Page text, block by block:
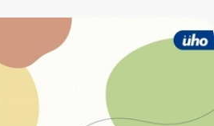
球C型肝炎盛行率約為0.6%。雖然經由
成功之病患整體的健康預後有顯著改
臟疾病，仍可能使肝臟疾病惡化而導
接影響醣類代謝導致胰島素阻抗或是肥
過評估個案的腫瘤大小、位置、嚴重度
師表示，當面對較為棘手且無法直接手
勢是透過縮小腫瘤的方式達到可以切
來增加病患的存活率。 高雄長庚
，以2384例位居全台第一，余俊彥醫師
場免費的衛教講座，主題是B、C型肝
民眾致電報名參加。時 間：2012年9
：30地 點：國泰綜合醫院本館七樓
仁愛路四段280號）洽 詢：（02）